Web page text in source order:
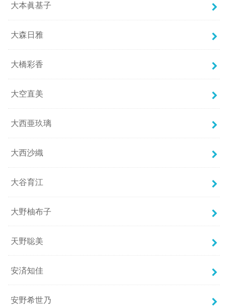
大本眞基子
大森日雅
大橋彩香
大空直美
大西亜玖璃
大西沙織
大谷育江
大野柚布子
天野聡美
安済知佳
安野希世乃